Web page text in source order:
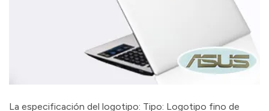
La especificación del logotipo: Tipo: Logotipo fino de